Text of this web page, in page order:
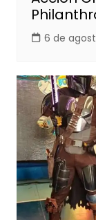
6 de